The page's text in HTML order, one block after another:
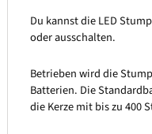
Du kannst die LED
oder ausschalten.
Betrieben wird die
Batterien. Die
die Kerze mit bis zu 400